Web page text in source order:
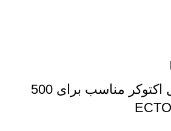
محلول ضد انگل اکتوکر مناسب برای 500